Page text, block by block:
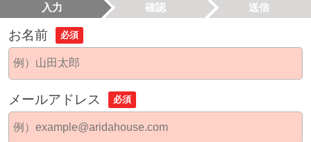
入力 確認 送信
お名前 必須
メールアドレス 必須